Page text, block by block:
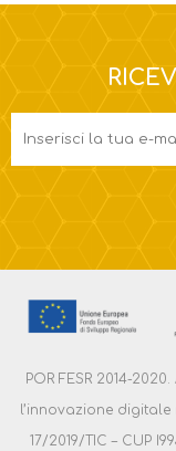
POR FESR 2014-
l’innovazione digitale
17/2019/TIC – CUP